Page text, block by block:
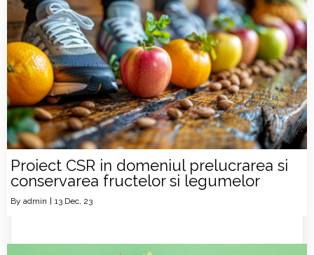
Proiect CSR in domeniul prelucrarea si
conservarea fructelor si legumelor
By admin 13 Dec, 23